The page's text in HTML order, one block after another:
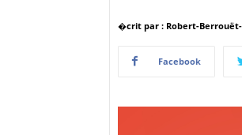
�crit par : Robert-Berrouët-
Facebook